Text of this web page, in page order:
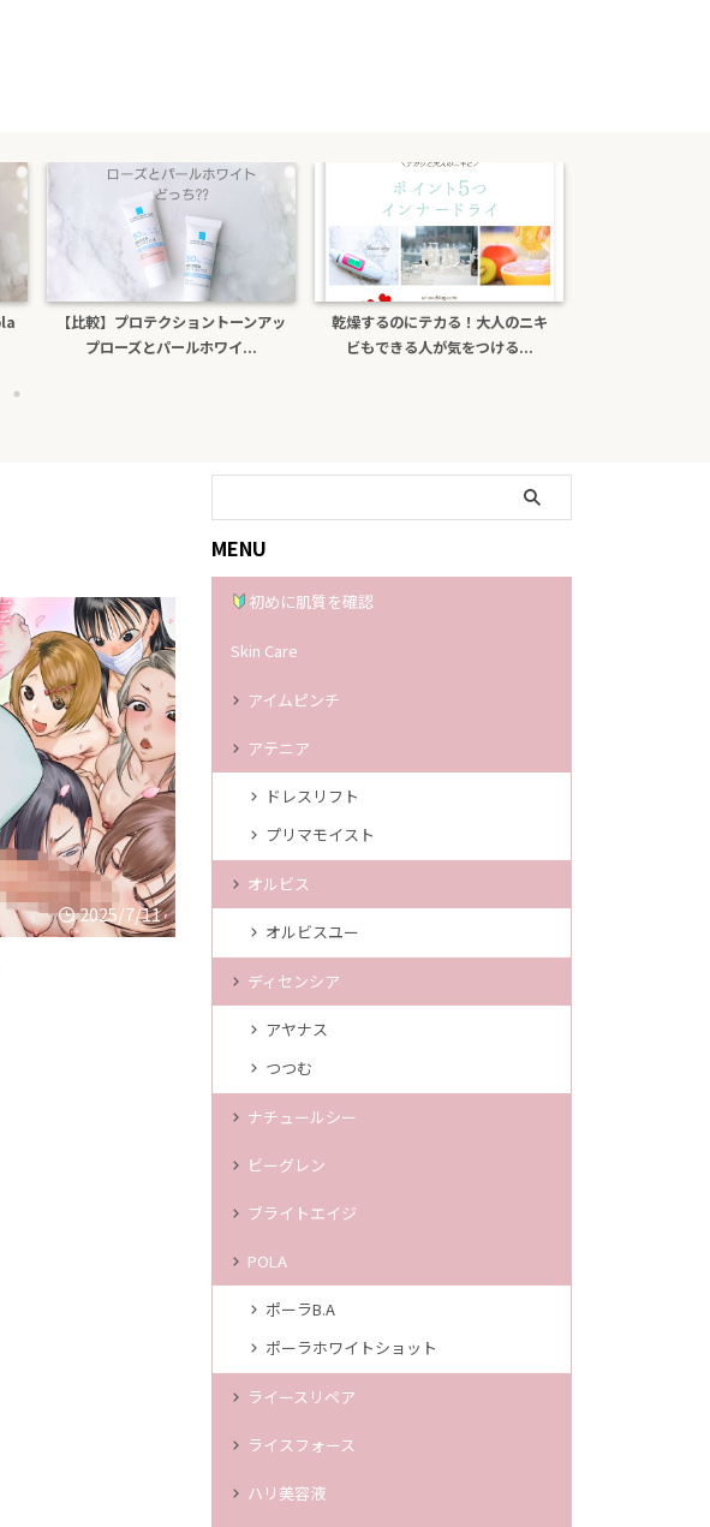
【比較】プロテクショントーンアッ
プローズとパールホワイ...
乾燥するのにテカる！大人のニキ
ビもできる人が気をつける...
2025/7/11
MENU
初めに肌質を確認
Skin Care
アイムピンチ
アテニア
ドレスリフト
プリマモイスト
オルビス
オルビスユー
ディセンシア
アヤナス
つつむ
ナチュールシー
ビーグレン
ブライトエイジ
POLA
ポーラB.A
ポーラホワイトショット
ライースリペア
ライスフォース
ハリ美容液